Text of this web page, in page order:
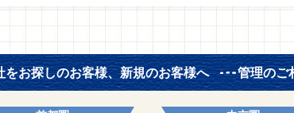
をお探しのお客様、新規のお客様へ 管理のご